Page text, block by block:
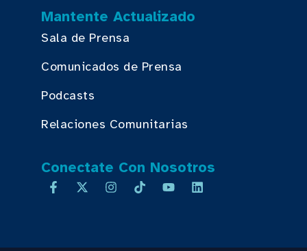
Mantente Actualizado
Sala de Prensa
Comunicados de Prensa
Podcasts
Relaciones Comunitarias
Conectate Con Nosotros